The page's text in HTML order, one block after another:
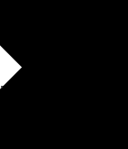
Ostrava a.s.